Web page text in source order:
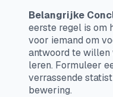
Belangrijke
eerste regel is om
voor iemand om
antwoord te willen
leren. Formuleer
verrassende
bewering.